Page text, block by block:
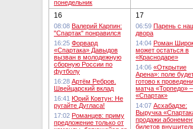
понедельник
16
08:08 Валерий Карпин:
"Спартак" понравился
16:25 Форвард
«Спартака» Давыдов
вызван в молодежную
сборную России по
футболу
16:28 Артём Ребров.
Швейцарский вклад
16:41 Юрий Ковтун: Не
ругайте Дугласа!
17:02 Романцев: приму
предложение только от
17
06:59 Парень с
двора
14:04 Роман
может остаться в
«Краснодаре»
14:06 «Открытие
Арена»: поле
готово к
матча «Торпедо»
«Спартак»
14:07 Асхабадзе:
Выручка
продажи
билетов